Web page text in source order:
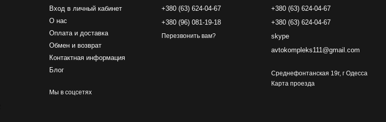
Вход в личный кабинет
О нас
Оплата и доставка
Обмен и возврат
Контактная информация
Блог
Мы в соцсетях
+380 (63) 624-04-67
+380 (96) 081-19-18
Перезвонить вам?
+380 (63) 624-04-67
+380 (63) 624-04-67
skype
avtokompleks111@gmail.com
Среднефонтанская 19г, г Одесса
Карта проезда